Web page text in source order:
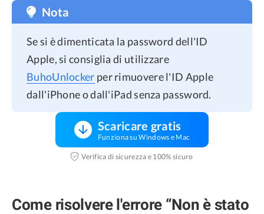
Nota
Se si è dimenticata la password dell'ID
Apple, si consiglia di utilizzare
BuhoUnlocker per rimuovere l'ID Apple
dall'iPhone o dall'iPad senza password.
Scaricare gratis
Funziona su Windows e Mac
Verifica di sicurezza e 100% sicuro
Come risolvere l'errore “Non è stato